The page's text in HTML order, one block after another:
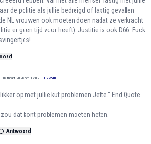
de politie als jullie bedreigd of lastig gevallen
NL vrouwen ook moeten doen nadat ze verkracht
er geen tijd voor heeft). Justitie is ook D66. Fuck
16 maart 2026 om 17:02 + 22240
op met jullie kut problemen Jette." End Quote
zou dat kont problemen moeten heten.
Antwoord